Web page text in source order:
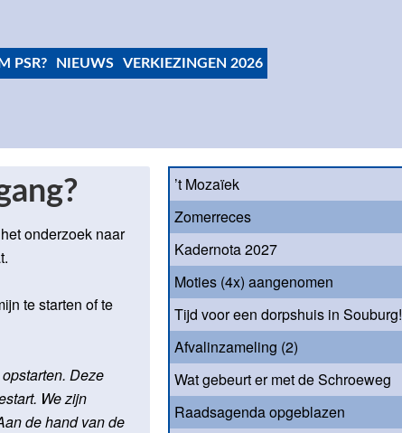
PSR? NIEUWS VERKIEZINGEN 2026
onderzoek naar
te starten of te
Deze
We zijn
de hand van de
’t Mozaïek
Zomerreces
Kadernota 2027
Moties (4x) aangenomen
Tijd voor een dorpshuis in Souburg!
Afvalinzameling (2)
Wat gebeurt er met de Schroeweg
Raadsagenda opgeblazen